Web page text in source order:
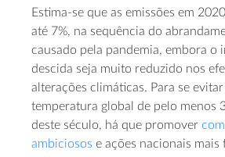
Estima-se que as emissões em
até 7%, na sequência do
causado pela pandemia, embora o
descida seja muito reduzido nos
alterações climáticas. Para se
temperatura global de pelo menos
deste século, há que promover
ambiciosos e ações nacionais mais